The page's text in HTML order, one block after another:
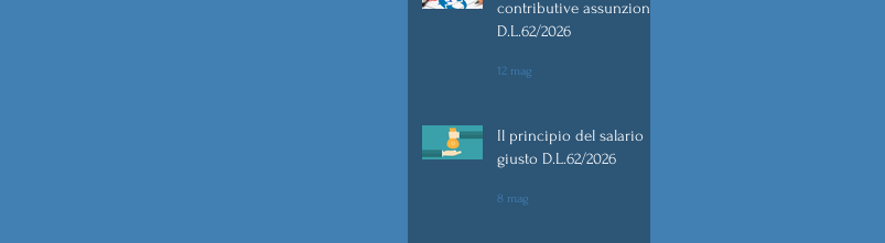
contributive assunzioni
D.L.62/2026
12 mag
Il principio del salario
giusto D.L.62/2026
8 mag